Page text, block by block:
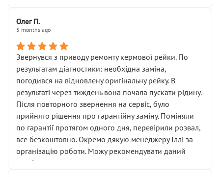
Олег П.
5 months ago
Звернувся з приводу ремонту кермової рейки. По
результатам діагностики: необхідна заміна,
погодився на відновлену оригінальну рейку. В
результаті через тиждень вона почала пускати рідину.
Після повторного звернення на сервіс, було
прийнято рішення про гарантійну заміну. Поміняли
по гарантії протягом одного дня, перевірили розвал,
все безкоштовно. Окремо дякую менеджеру Іллі за
організацію роботи. Можу рекомендувати даний
сервіс.